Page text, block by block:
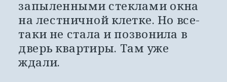
запыленными стеклами окна
на лестничной клетке. Но все-
таки не стала и позвонила в
дверь квартиры. Там уже
ждали.